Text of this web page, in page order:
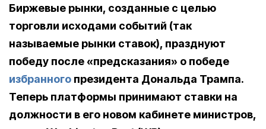
Биржевые рынки, созданные с целью
торговли исходами событий (так
называемые рынки ставок), празднуют
победу после «предсказания» о победе
избранного президента Дональда Трампа.
Теперь платформы принимают ставки на
должности в его новом кабинете министров,